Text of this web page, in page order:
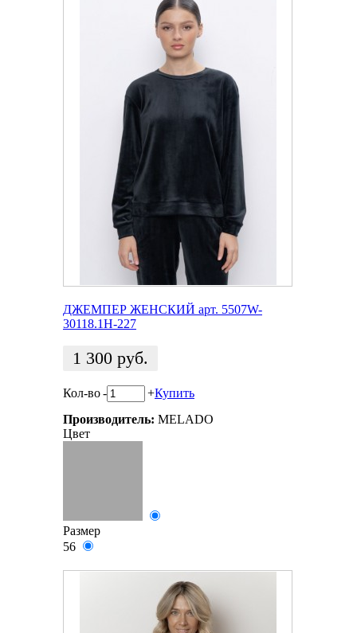
ДЖЕМПЕР ЖЕНСКИЙ арт. 5507W-
30118.1H-227
1 300 руб.
Кол-во- +Купить
Производитель: MELADO
Цвет
Размер
56